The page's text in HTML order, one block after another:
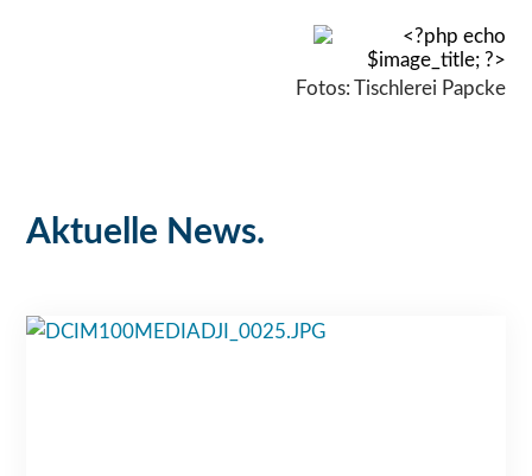
Fotos: Tischlerei Papcke
Aktuelle News.